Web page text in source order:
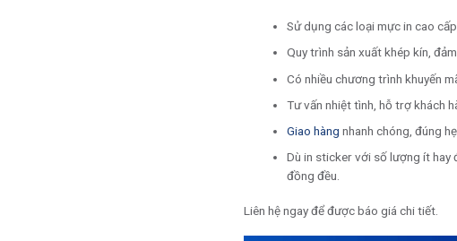
Sử dụng các loại mực in cao
Quy trình sản xuất khép kín,
Có nhiều chương trình khuyến
Tư vấn nhiệt tình, hỗ trợ khách
Giao hàng nhanh chóng, đúng
Dù in sticker với số lượng ít hay
đồng đều.
Liên hệ ngay để được báo giá chi tiết.